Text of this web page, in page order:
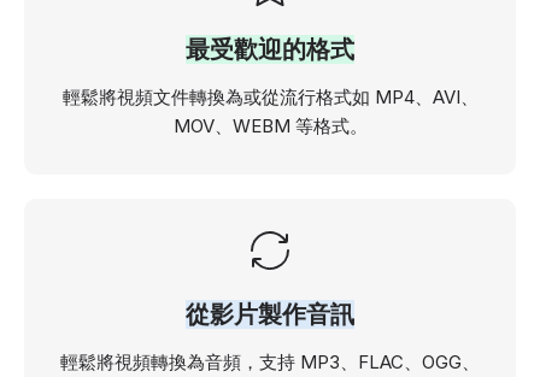
最受歡迎的格式
輕鬆將視頻文件轉換為或從流行格式如 MP4、AVI、
MOV、WEBM 等格式。
從影片製作音訊
輕鬆將視頻轉換為音頻，支持 MP3、FLAC、OGG、